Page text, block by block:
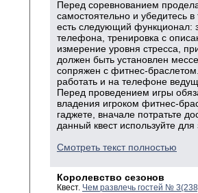
Перед соревнованием
самостоятельно и убедитесь
есть следующий функционал:
телефона, тренировка с
измерение уровня стресса,
должен быть установлен
сопряжен с фитнес-
работать и на телефоне
Перед проведением игры
владения игроком фитнес-
гаджете, вначале потратьте
данный квест используйте
Смотреть текст полностью
Королевство сезонов
Квест. Чем развлечь гостей №